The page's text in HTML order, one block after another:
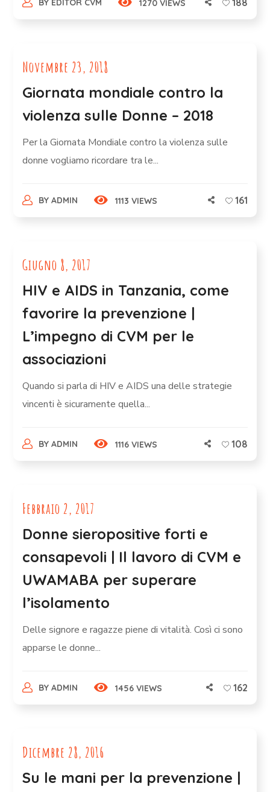
BY EDITOR CVM 1270 VIEWS
Novembre 23, 2018
Giornata mondiale contro la
violenza sulle Donne – 2018
Per la Giornata Mondiale contro la violenza sulle
donne vogliamo ricordare tra le...
BY ADMIN 1113 VIEWS 161
Giugno 8, 2017
HIV e AIDS in Tanzania, come
favorire la prevenzione |
L’impegno di CVM per le
associazioni
Quando si parla di HIV e AIDS una delle strategie
vincenti è sicuramente quella...
BY ADMIN 1116 VIEWS 108
Febbraio 2, 2017
Donne sieropositive forti e
consapevoli | Il lavoro di CVM e
UWAMABA per superare
l’isolamento
Delle signore e ragazze piene di vitalità. Così ci sono
apparse le donne...
BY ADMIN 1456 VIEWS 162
Dicembre 28, 2016
Su le mani per la prevenzione |